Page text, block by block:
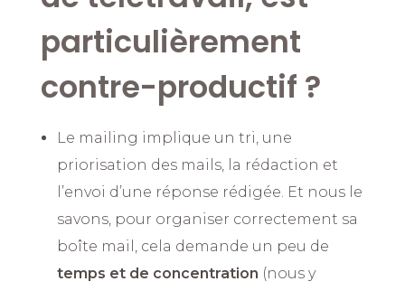
particulièrement
contre-productif ?
Le mailing implique un tri, une
priorisation des mails, la rédaction et
l’envoi d’une réponse rédigée. Et nous le
savons, pour organiser correctement sa
boîte mail, cela demande un peu de
temps et de concentration (nous y